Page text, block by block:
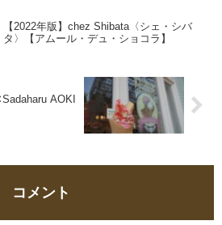
【2022年版】chez Shibata〈シェ・シバ
タ〉【アムール・デュ・ショコラ】
AOKI
コメント